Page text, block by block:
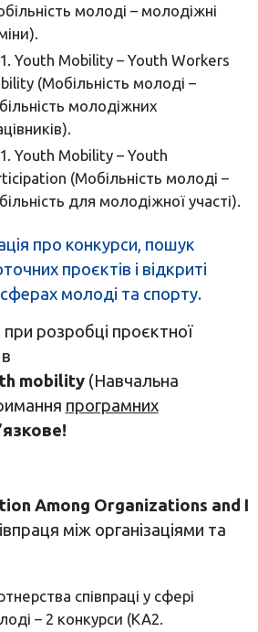
молоді – молодіжні
Youth Mobility – Youth Workers
(Мобільність молоді –
молодіжних
Youth Mobility – Youth
(Мобільність молоді –
для молодіжної участі).
про конкурси, пошук
проєктів і відкриті
сферах молоді та спорту.
розробці проєктної
mobility(Навчальна
програмних
Among Organizations and I
між організаціями та
співпраці у сфері
– 2 конкурси (КА2.